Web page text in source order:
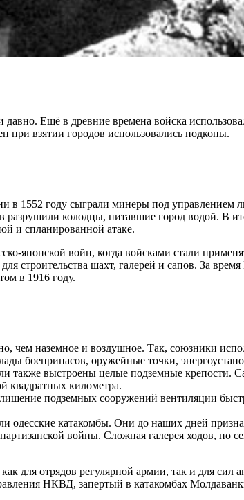
Ещё в древние времена войска
при взятии городов использовались подкопы.
1552 году сыграли минеры под управлением
колодцы, питавшие город водой. В
и спланированной атаке.
японской войн, когда войсками стали
строительства шахт, галерей и сапов. За
в 1916 году.
чем наземное и воздушное. Так, союзники
боеприпасов, оружейные точки,
также выстроены целые подземные
квадратных километра.
подземных сооружений вентиляции
одесские катакомбы. Они до наших дней
войны. Сложная галерея ходов, по
для отрядов регулярной армии, так и для сил
НКВД, запертый в катакомбах